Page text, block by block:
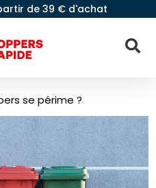
partir de 39 € d'achat
se périme ?